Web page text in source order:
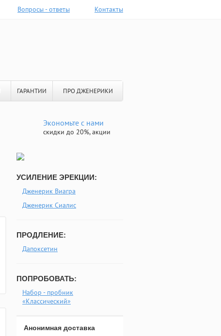
Вопросы - ответы Контакты
ГАРАНТИИ ПРО ДЖЕНЕРИКИ
Экономьте с нами
скидки до 20%, акции
УСИЛЕНИЕ ЭРЕКЦИИ:
Дженерик Виагра
Дженерик Сиалис
ПРОДЛЕНИЕ:
Дапоксетин
ПОПРОБОВАТЬ:
Набор - пробник
«Классический»
Анонимная доставка